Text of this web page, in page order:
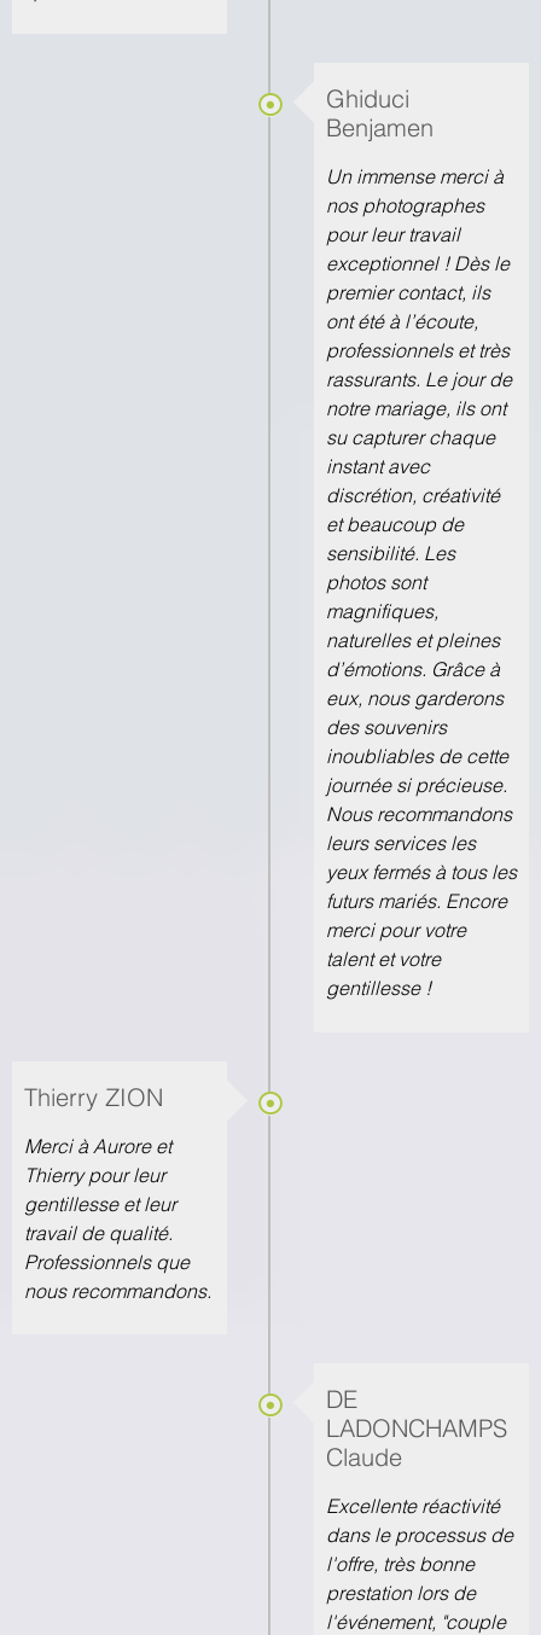
Ghiduci
Benjamen
Un immense merci à
nos photographes
pour leur travail
exceptionnel ! Dès le
premier contact, ils
ont été à l’écoute,
professionnels et très
rassurants. Le jour de
notre mariage, ils ont
su capturer chaque
instant avec
discrétion, créativité
et beaucoup de
sensibilité. Les
photos sont
magnifiques,
naturelles et pleines
d’émotions. Grâce à
eux, nous garderons
des souvenirs
inoubliables de cette
journée si précieuse.
Nous recommandons
leurs services les
yeux fermés à tous les
futurs mariés. Encore
merci pour votre
talent et votre
gentillesse !
Thierry ZION
Merci à Aurore et
Thierry pour leur
gentillesse et leur
travail de qualité.
Professionnels que
nous recommandons.
DE
LADONCHAMPS
Claude
Excellente réactivité
dans le processus de
l'offre, très bonne
prestation lors de
l'événement, "couple